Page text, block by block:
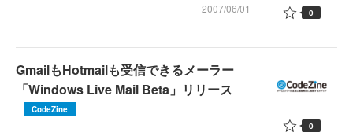
2007/06/01 0
GmailもHotmailも受信できるメーラー
「Windows Live Mail Beta」リリース
CodeZine
0